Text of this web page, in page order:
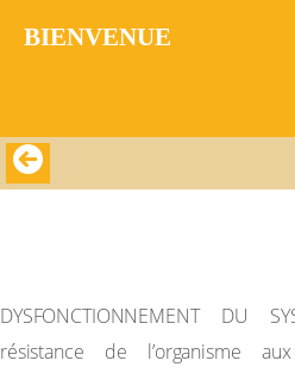
BIENVENUE​
DYSFONCTIONNEMENT DU
résistance de l’organisme